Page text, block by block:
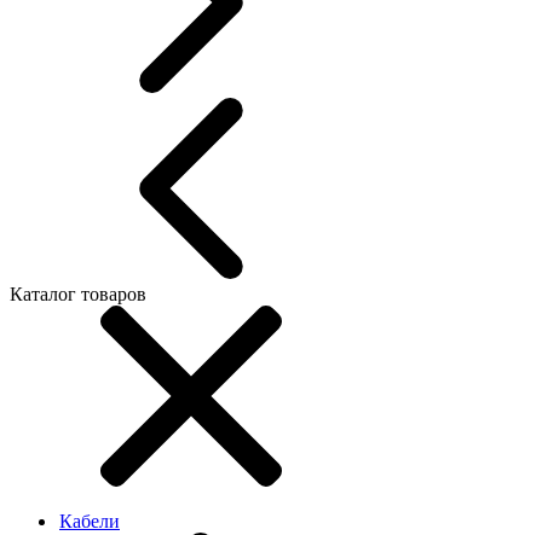
Каталог товаров
Кабели